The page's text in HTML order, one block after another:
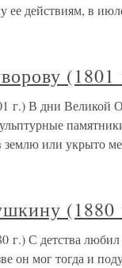
ее действиям, в
(1801
В дни Великой
землю или укрыто
(1880
С детства
он мог тогда и